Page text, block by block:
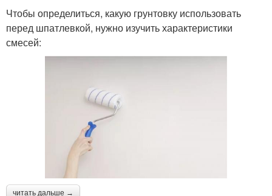
Чтобы определиться, какую грунтовку использовать
перед шпатлевкой, нужно изучить характеристики
смесей:
читать дальше →